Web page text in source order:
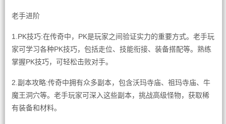
老手进阶
1.PK技巧:在传奇中，PK是玩家之间验证实力的重要方式。老手玩
家可学习各种PK技巧，包括走位、技能衔接、装备搭配等。熟练
掌握PK技巧，可轻松击败对手。
2.副本攻略:传奇中拥有众多副本，包含沃玛寺庙、祖玛寺庙、牛
魔王洞穴等。老手玩家可深入这些副本，挑战高级怪物，获取稀
有装备和材料。